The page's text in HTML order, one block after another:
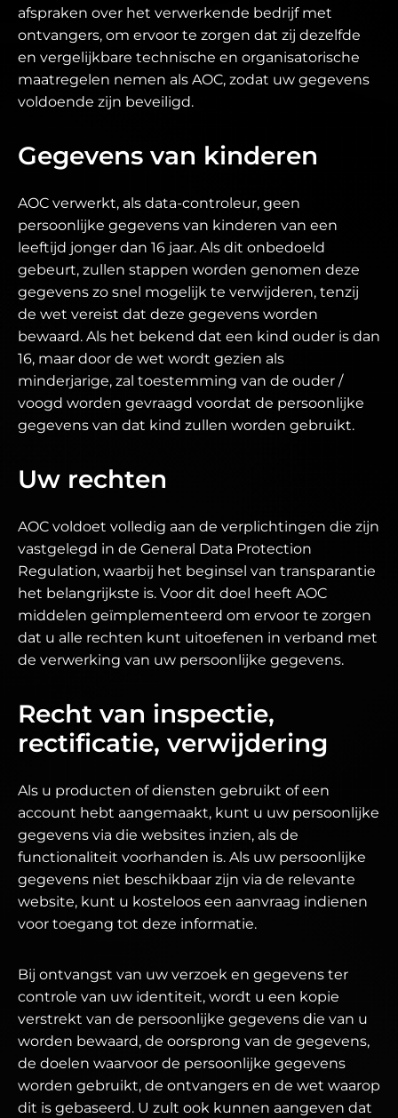
afspraken over het verwerkende bedrijf met
ontvangers, om ervoor te zorgen dat zij dezelfde
en vergelijkbare technische en organisatorische
maatregelen nemen als AOC, zodat uw gegevens
voldoende zijn beveiligd.
Gegevens van kinderen
AOC verwerkt, als data-controleur, geen
persoonlijke gegevens van kinderen van een
leeftijd jonger dan 16 jaar. Als dit onbedoeld
gebeurt, zullen stappen worden genomen deze
gegevens zo snel mogelijk te verwijderen, tenzij
de wet vereist dat deze gegevens worden
bewaard. Als het bekend dat een kind ouder is dan
16, maar door de wet wordt gezien als
minderjarige, zal toestemming van de ouder /
voogd worden gevraagd voordat de persoonlijke
gegevens van dat kind zullen worden gebruikt.
Uw rechten
AOC voldoet volledig aan de verplichtingen die zijn
vastgelegd in de General Data Protection
Regulation, waarbij het beginsel van transparantie
het belangrijkste is. Voor dit doel heeft AOC
middelen geïmplementeerd om ervoor te zorgen
dat u alle rechten kunt uitoefenen in verband met
de verwerking van uw persoonlijke gegevens.
Recht van inspectie,
rectificatie, verwijdering
Als u producten of diensten gebruikt of een
account hebt aangemaakt, kunt u uw persoonlijke
gegevens via die websites inzien, als de
functionaliteit voorhanden is. Als uw persoonlijke
gegevens niet beschikbaar zijn via de relevante
website, kunt u kosteloos een aanvraag indienen
voor toegang tot deze informatie.
Bij ontvangst van uw verzoek en gegevens ter
controle van uw identiteit, wordt u een kopie
verstrekt van de persoonlijke gegevens die van u
worden bewaard, de oorsprong van de gegevens,
de doelen waarvoor de persoonlijke gegevens
worden gebruikt, de ontvangers en de wet waarop
dit is gebaseerd. U zult ook kunnen aangeven dat